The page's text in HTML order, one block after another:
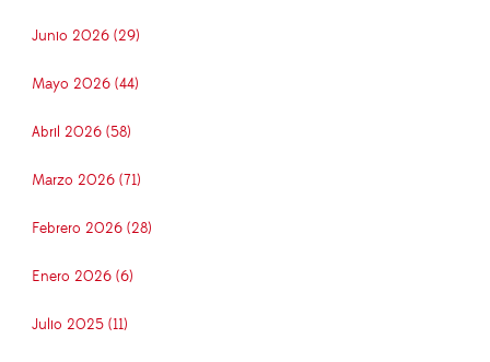
Junio 2026 (29)
Mayo 2026 (44)
Abril 2026 (58)
Marzo 2026 (71)
Febrero 2026 (28)
Enero 2026 (6)
Julio 2025 (11)